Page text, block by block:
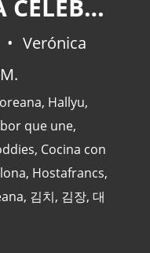
KIMCHI MAMÁ CELEBRÓ UN FESTIVAL DE KIMCHI Y SU TALLER NÚMERO 50
Verónica
, Hallyu,
que une,
, Cocina con
, Hostafrancs,
, 김치, 김장, 대